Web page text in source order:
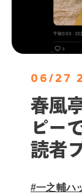
06/27
春風
ピー
読者
#一之輔ハ